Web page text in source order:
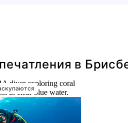
в
diver exploring coral
in clear blue water.